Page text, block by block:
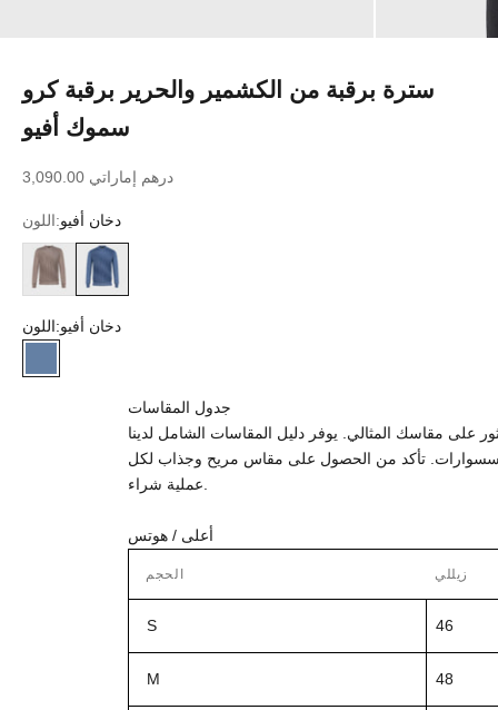
سترة برقبة من الكشمير والحرير برقبة كرو
سموك أفيو
سعر البيع 3,090.00 درهم إماراتي
اللون:دخان أفيو
رمادي داكندخان أفيو
اللون:دخان أفيو
دخان أفيو
جدول المقاسات
على مقاسك المثالي. يوفر دليل المقاسات الشامل لدينا
تأكد من الحصول على مقاس مريح وجذاب لكل
عملية شراء.
أعلى / هوتس
الحجم زيللي
S 46
M 48